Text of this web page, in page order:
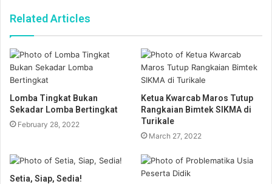
Related Articles
Lomba Tingkat Bukan
Sekadar Lomba Bertingkat
February 28, 2022
Ketua Kwarcab Maros Tutup
Rangkaian Bimtek SIKMA di
Turikale
March 27, 2022
Setia, Siap, Sedia!